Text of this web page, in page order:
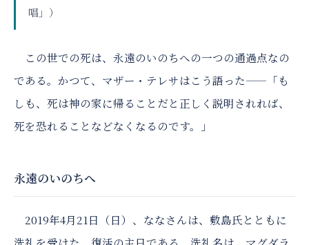
唱」）
この世での死は、永遠のいのちへの一つの通過点なの
である。かつて、マザー・テレサはこう語った——「も
しも、死は神の家に帰ることだと正しく説明されれば、
死を恐れることなどなくなるのです。」
永遠のいのちへ
2019年4月21日（日）、ななさんは、敷島氏とともに